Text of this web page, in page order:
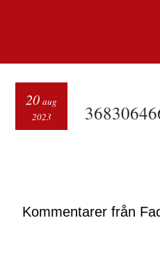
20 aug
2023
Kommentarer från